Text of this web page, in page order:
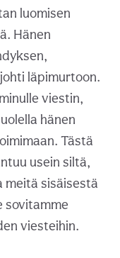
luomisen
Hänen
läpimurtoon.
viestin,
hänen
Tästä
usein siltä,
meitä sisäisestä
sovitamme
viesteihin.